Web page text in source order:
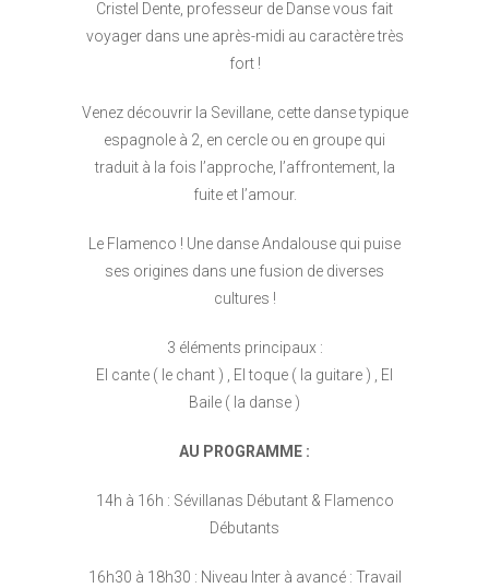
Cristel Dente, professeur de Danse vous fait
voyager dans une après-midi au caractère très
fort !
Venez découvrir la Sevillane, cette danse typique
espagnole à 2, en cercle ou en groupe qui
traduit à la fois l’approche, l’affrontement, la
fuite et l’amour.
Le Flamenco ! Une danse Andalouse qui puise
ses origines dans une fusion de diverses
cultures !
3 éléments principaux :
El cante ( le chant ) , El toque ( la guitare ) , El
Baile ( la danse )
AU PROGRAMME :
14h à 16h : Sévillanas Débutant & Flamenco
Débutants
16h30 à 18h30 : Niveau Inter à avancé : Travail